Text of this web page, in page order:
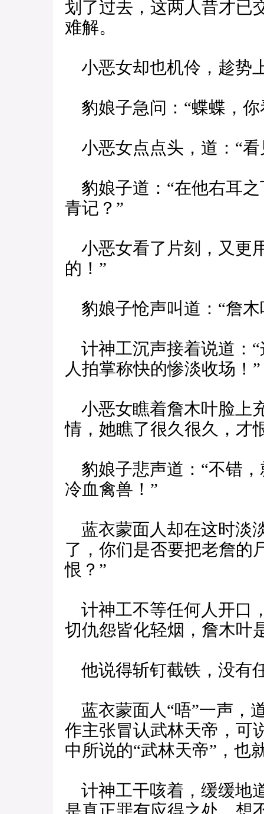
划了过去，这两人昔才已
难解。
小恶女却也机伶，趁势
豹娘子急问：“蝶蝶，
小恶女点点头，道：“看
豹娘子道：“在他右耳
青记？”
小恶女看了片刻，又更
的！”
豹娘子怆声叫道：“詹木
计神工沉声接着说道：
人拍掌称快的惨淡收场！”
小恶女瞧着詹木叶脸上
情，她瞧了很久很久，才
豹娘子悲声道：“不错
冷血禽兽！”
蓝衣蒙面人却在这时淡
了，你们是否要把老詹的
恨？”
计神工不等任何人开口
切仇怨皆化轻烟，詹木叶
他说得斩钉截铁，没有
蓝衣蒙面人“唔”一声，
作主张冒认武林天帝，可
中所说的“武林天帝”，也
计神工干咳着，缓缓地